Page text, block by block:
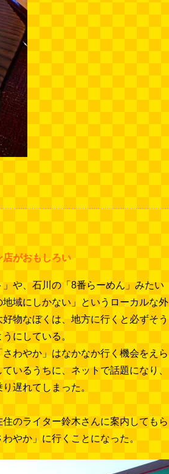
店がおもしろい
や、石川の「8番らーめん」みたい
地域にしかない」というローカルな外
物なぼくは、地方に行くと必ずそう
にしている。
さわやか」はなかなか行く機会をえら
いるうちに、ネットで話題になり、
遅れてしまった。
住のライター鈴木さんに案内してもら
やか」に行くことになった。